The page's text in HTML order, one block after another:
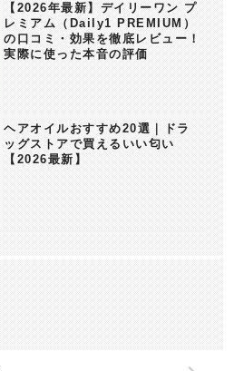
【2026年最新】デイリーワン プ
レミアム（Daily1 PREMIUM）
の口コミ・効果を徹底レビュー！
実際に使った本音の評価
ヘアオイルおすすめ20選｜ドラ
ッグストアで買えるいい匂い
【2026最新】